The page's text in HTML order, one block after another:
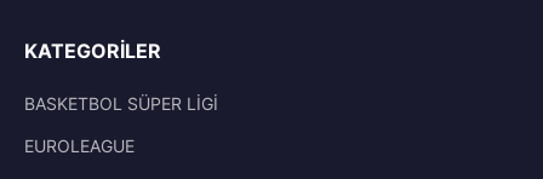
KATEGORILER
BASKETBOL SÜPER LİGİ
EUROLEAGUE